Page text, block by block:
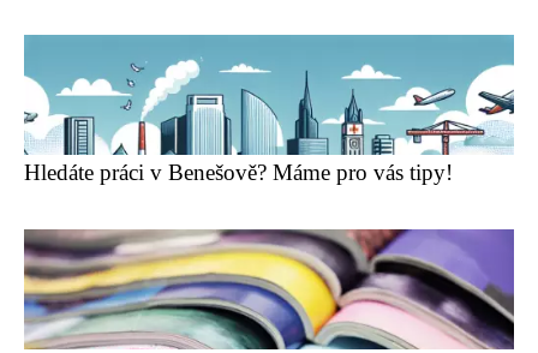
Hledáte práci v Benešově? Máme pro vás tipy!